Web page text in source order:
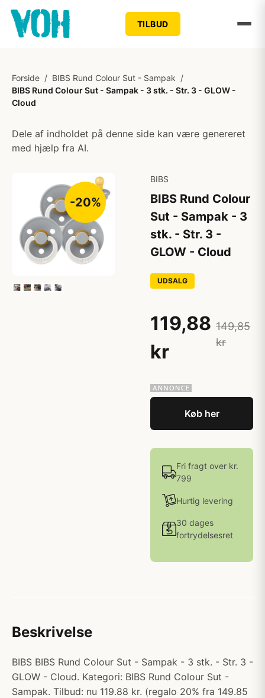
TILBUD
Forside / BIBS Rund Colour Sut - Sampak /
BIBS Rund Colour Sut - Sampak - 3 stk. - Str. 3 - GLOW -
Cloud
Dele af indholdet på denne side kan være genereret
med hjælp fra AI.
-20%
BIBS
BIBS Rund Colour
Sut - Sampak - 3
stk. - Str. 3 -
GLOW - Cloud
UDSALG
119,88
kr
149,85
kr
Køb her
Fri fragt over kr.
799
Hurtig levering
30 dages
fortrydelsesret
Beskrivelse
BIBS BIBS Rund Colour Sut - Sampak - 3 stk. - Str. 3 -
GLOW - Cloud. Kategori: BIBS Rund Colour Sut -
Sampak. Tilbud: nu 119.88 kr. (regalo 20% fra 149.85